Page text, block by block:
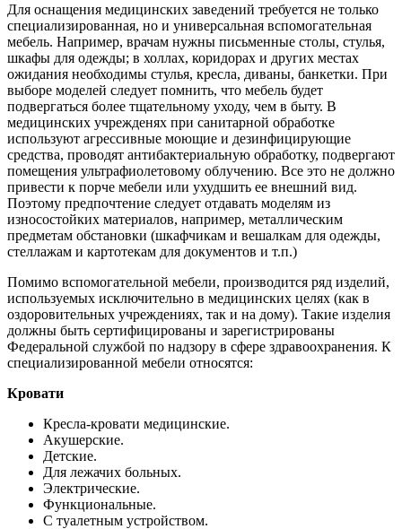
Для оснащения медицинских заведений требуется не только
специализированная, но и универсальная вспомогательная
мебель. Например, врачам нужны письменные столы, стулья,
шкафы для одежды; в холлах, коридорах и других местах
ожидания необходимы стулья, кресла, диваны, банкетки. При
выборе моделей следует помнить, что мебель будет
подвергаться более тщательному уходу, чем в быту. В
медицинских учрежденях при санитарной обработке
используют агрессивные моющие и дезинфицирующие
средства, проводят антибактериальную обработку, подвергают
помещения ультрафиолетовому облучению. Все это не должно
привести к порче мебели или ухудшить ее внешний вид.
Поэтому предпочтение следует отдавать моделям из
износостойких материалов, например, металлическим
предметам обстановки (шкафчикам и вешалкам для одежды,
стеллажам и картотекам для документов и т.п.)
Помимо вспомогательной мебели, производится ряд изделий,
используемых исключительно в медицинских целях (как в
оздоровительных учреждениях, так и на дому). Такие изделия
должны быть сертифицированы и зарегистрированы
Федеральной службой по надзору в сфере здравоохранения. К
специализированной мебели относятся:
Кровати
Кресла-кровати медицинские.
Акушерские.
Детские.
Для лежачих больных.
Электрические.
Функциональные.
С туалетным устройством.